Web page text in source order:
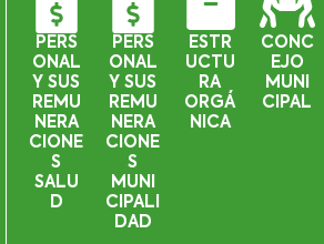
PERS
ONAL
Y SUS
REMU
NERA
CIONE
S
SALU
D
PERS
ONAL
Y SUS
REMU
NERA
CIONE
S
MUNI
CIPALI
DAD
ESTR
UCTU
RA
ORGÁ
NICA
CONC
EJO
MUNI
CIPAL